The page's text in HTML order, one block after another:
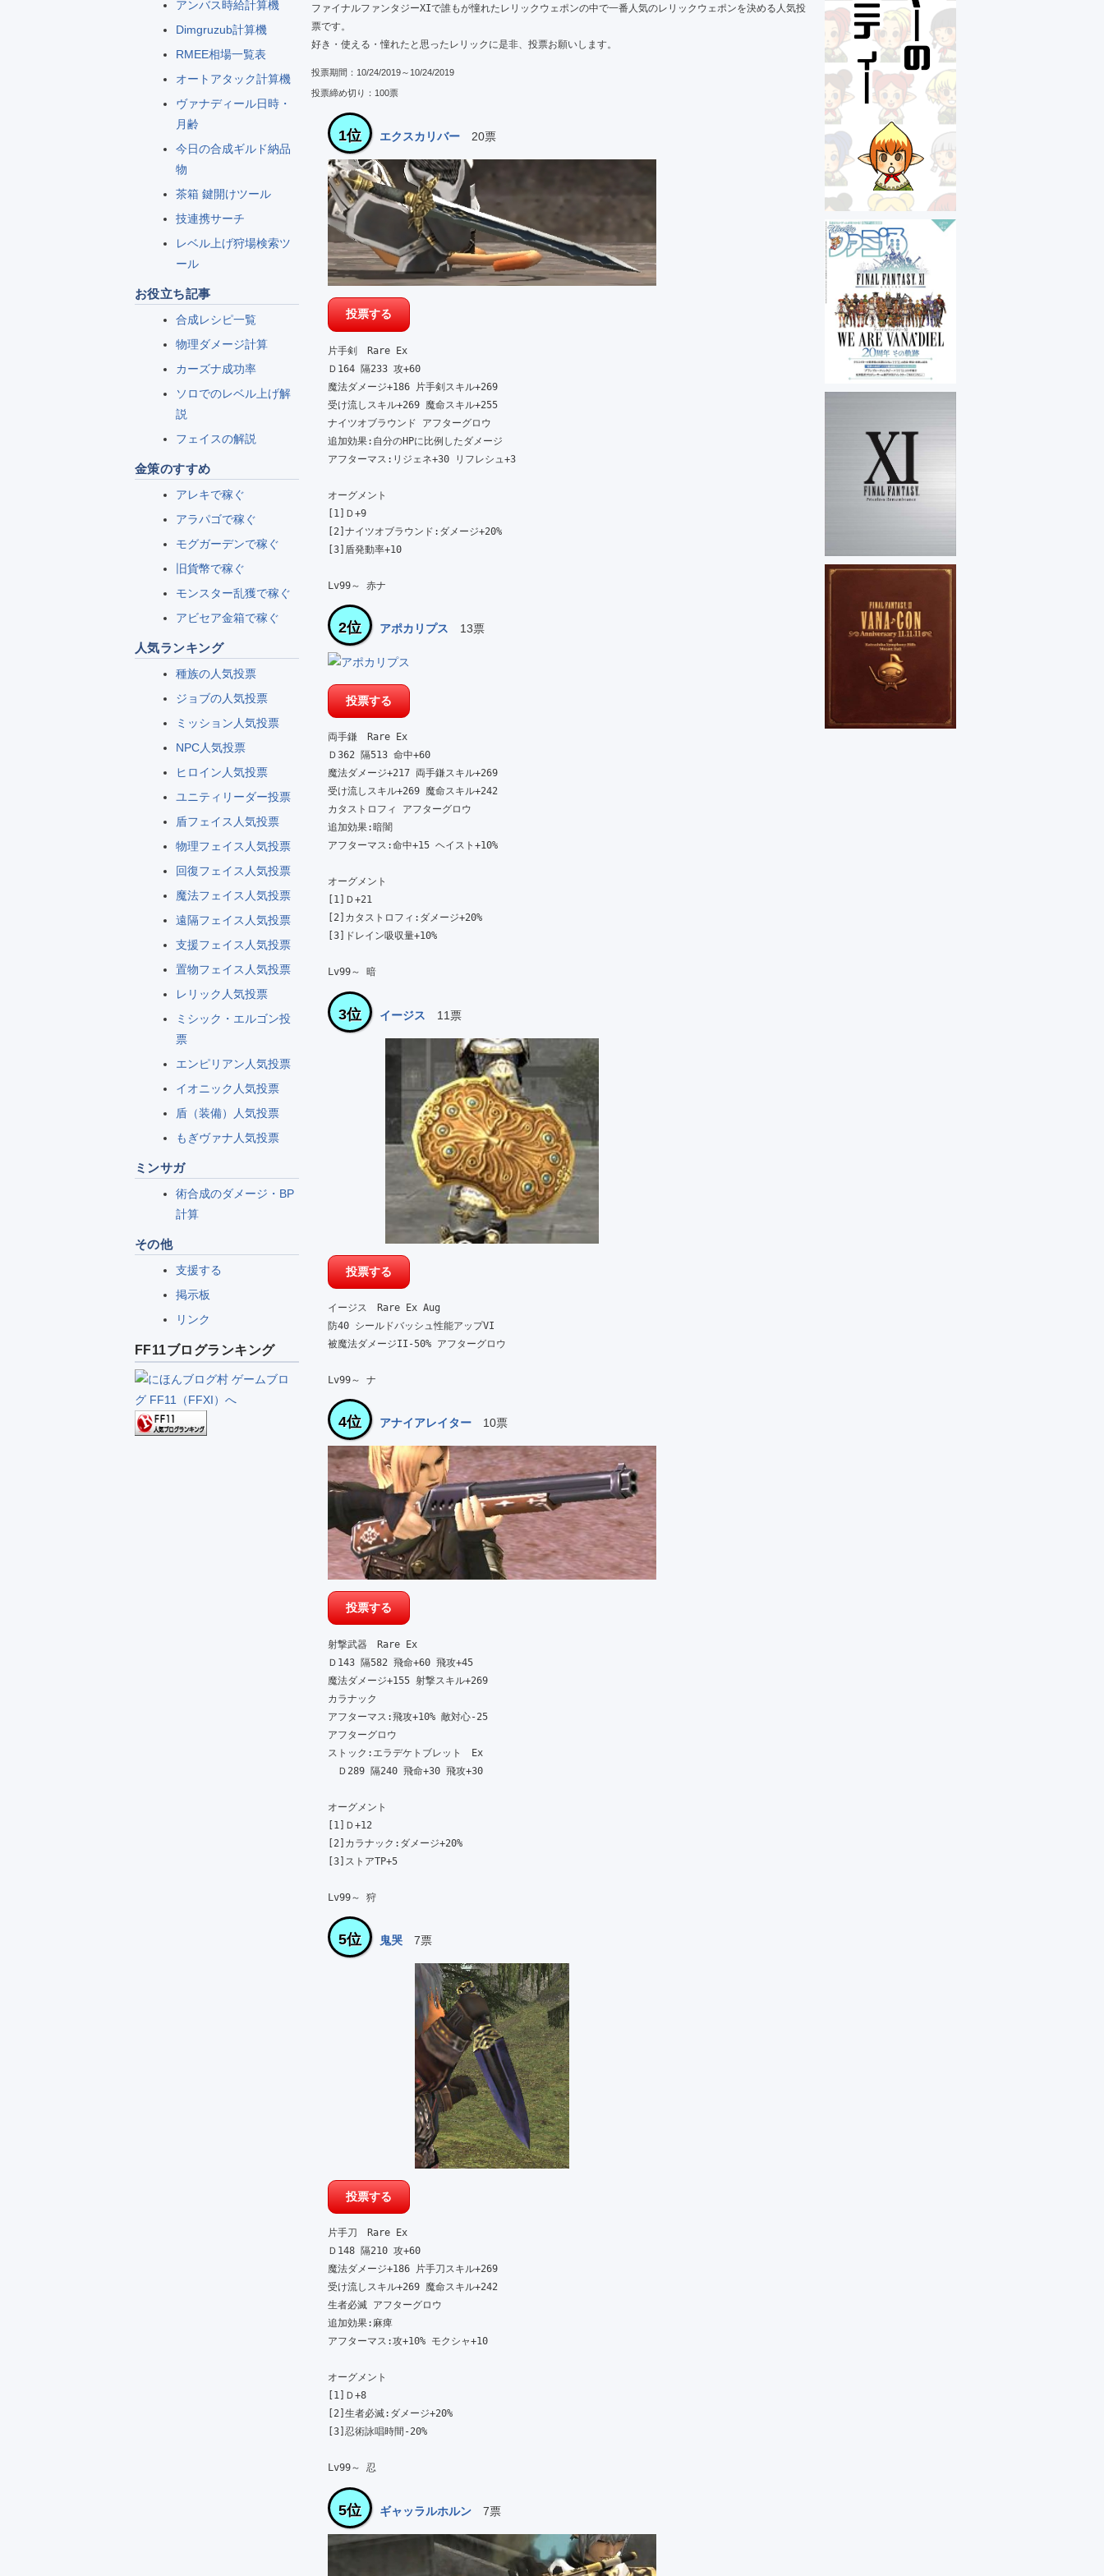
アンバス時給計算機
Dimgruzub計算機
RMEE相場一覧表
オートアタック計算機
ヴァナディール日時・
月齢
今日の合成ギルド納品
物
茶箱 鍵開けツール
技連携サーチ
レベル上げ狩場検索ツ
ール
お役立ち記事
合成レシピ一覧
物理ダメージ計算
カーズナ成功率
ソロでのレベル上げ解
説
フェイスの解説
金策のすすめ
アレキで稼ぐ
アラパゴで稼ぐ
モグガーデンで稼ぐ
旧貨幣で稼ぐ
モンスター乱獲で稼ぐ
アビセア金箱で稼ぐ
人気ランキング
種族の人気投票
ジョブの人気投票
ミッション人気投票
NPC人気投票
ヒロイン人気投票
ユニティリーダー投票
盾フェイス人気投票
物理フェイス人気投票
回復フェイス人気投票
魔法フェイス人気投票
遠隔フェイス人気投票
支援フェイス人気投票
置物フェイス人気投票
レリック人気投票
ミシック・エルゴン投
票
エンピリアン人気投票
イオニック人気投票
盾（装備）人気投票
もぎヴァナ人気投票
ミンサガ
術合成のダメージ・BP
計算
その他
支援する
掲示板
リンク
FF11ブログランキング
ファイナルファンタジーXIで誰もが憧れたレリックウェポンの中で一番人気のレリックウェポンを決める人気投
票です。
好き・使える・憧れたと思ったレリックに是非、投票お願いします。
投票期間：10/24/2019～10/24/2019
投票締め切り：100票
1位 エクスカリバー 20票
片手剣　Rare Ex
Ｄ164 隔233 攻+60
魔法ダメージ+186 片手剣スキル+269
受け流しスキル+269 魔命スキル+255
ナイツオブラウンド アフターグロウ
追加効果:自分のHPに比例したダメージ
アフターマス:リジェネ+30 リフレシュ+3
オーグメント
[1]Ｄ+9
[2]ナイツオブラウンド:ダメージ+20%
[3]盾発動率+10
Lv99～ 赤ナ
2位 アポカリプス 13票
両手鎌　Rare Ex
Ｄ362 隔513 命中+60
魔法ダメージ+217 両手鎌スキル+269
受け流しスキル+269 魔命スキル+242
カタストロフィ アフターグロウ
追加効果:暗闇
アフターマス:命中+15 ヘイスト+10%
オーグメント
[1]Ｄ+21
[2]カタストロフィ:ダメージ+20%
[3]ドレイン吸収量+10%
Lv99～ 暗
3位 イージス 11票
イージス　Rare Ex Aug
防40 シールドバッシュ性能アップVI
被魔法ダメージII-50% アフターグロウ
Lv99～ ナ
4位 アナイアレイター 10票
射撃武器　Rare Ex
Ｄ143 隔582 飛命+60 飛攻+45
魔法ダメージ+155 射撃スキル+269
カラナック
アフターマス:飛攻+10% 敵対心-25
アフターグロウ
ストック:エラデケトブレット　Ex
Ｄ289 隔240 飛命+30 飛攻+30
オーグメント
[1]Ｄ+12
[2]カラナック:ダメージ+20%
[3]ストアTP+5
Lv99～ 狩
5位 鬼哭 7票
片手刀　Rare Ex
Ｄ148 隔210 攻+60
魔法ダメージ+186 片手刀スキル+269
受け流しスキル+269 魔命スキル+242
生者必滅 アフターグロウ
追加効果:麻痺
アフターマス:攻+10% モクシャ+10
オーグメント
[1]Ｄ+8
[2]生者必滅:ダメージ+20%
[3]忍術詠唱時間-20%
Lv99～ 忍
5位 ギャッラルホルン 7票